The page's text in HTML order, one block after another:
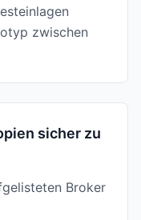
zwischen
sicher zu
Broker